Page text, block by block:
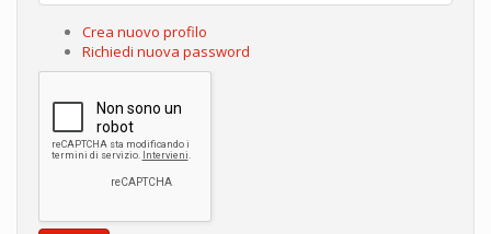
Crea nuovo profilo
Richiedi nuova password